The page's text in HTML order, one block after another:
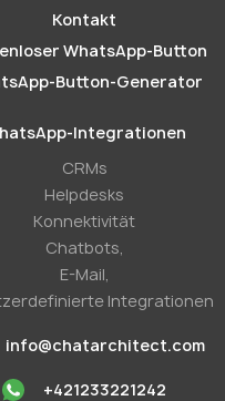
Kontakt
WhatsApp-Button
Button-Generator
Integrationen
CRMs
Helpdesks
Konnektivität
Chatbots,
E-Mail,
Integrationen
info@chatarchitect.com
+421233221242